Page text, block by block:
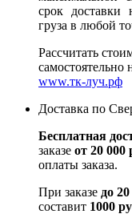
срок доставки
груза в любой
Рассчитать
самостоятельно
www.тк-луч.рф
Доставка по
Бесплатная
заказе от 20 000
оплаты заказа.
При заказе до
составит 1000